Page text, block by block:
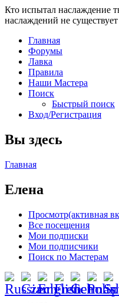
Кто испытал наслаждение
наслаждений не
Главная
Форумы
Лавка
Правила
Наши Мастера
Поиск
Быстрый поиск
Вход/Регистрация
Вы здесь
Главная
Елена
Просмотр(активная
Все посещения
Мои подписки
Мои подписчики
Поиск по Мастерам